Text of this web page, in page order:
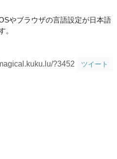
やブラウザの言語設定が日本語
。
?3452 ツイート